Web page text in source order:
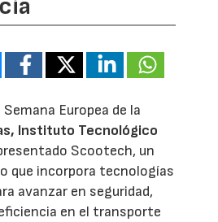
Europea de la
Instituto Tecnológico
Scootech, un
que incorpora tecnologías
avanzar en seguridad,
en el transporte